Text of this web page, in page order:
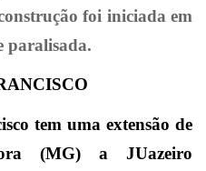
foi iniciada em
paralisada.
tem uma extensão de
(MG) a JUazeiro